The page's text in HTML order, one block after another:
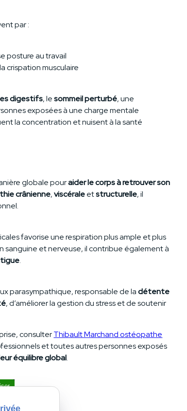
par :
posture au travail
crispation musculaire
digestifs, lesommeil perturbé, une
exposées à une charge mentale
la concentration et nuisent à la santé
globale pouraider le corps à retrouver son
crânienne,viscéraleetstructurelle, il
favorise une respiration plus ample et plus
sanguine et nerveuse, il contribue également à
.
parasympathique, responsable de ladétente
, d’améliorer la gestion du stress et de soutenir
consulterThibault Marchand ostéopathe
et toutes autres personnes exposés
équilibre global.